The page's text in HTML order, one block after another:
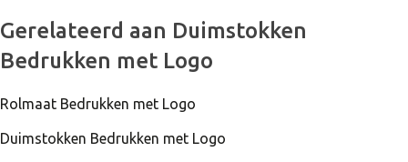
Gerelateerd aan Duimstokken
Bedrukken met Logo
Rolmaat Bedrukken met Logo
Duimstokken Bedrukken met Logo